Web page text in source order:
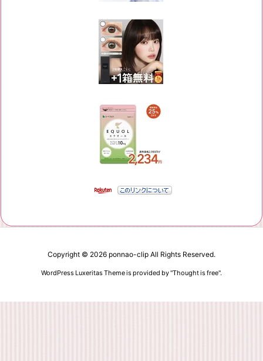
Copyright © 2026 ponnao-clip All Rights Reserved.
WordPress Luxeritas Theme is provided by "Thought is free".